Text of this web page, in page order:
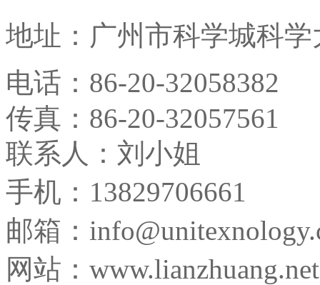
地址： 广州市科学城科
电话： 86-20-32058382
传真： 86-20-32057561
联系人：刘小姐
手机：13829706661
邮箱：
网站：www.lianzhuang.net